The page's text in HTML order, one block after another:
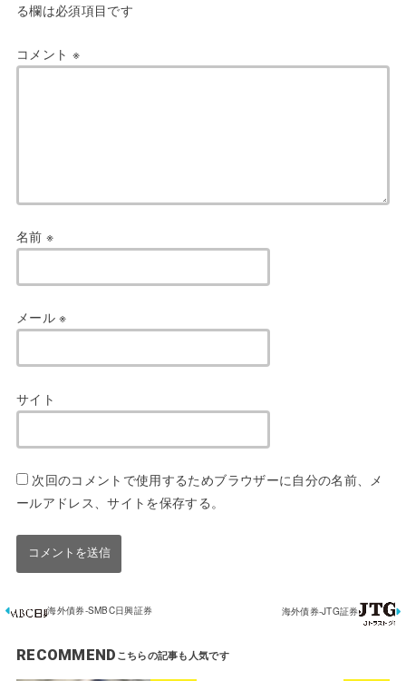
る欄は必須項目です
コメント ※
名前 ※
メール※
サイト
次回のコメントで使用するためブラウザーに自分の名前、メ
ールアドレス、サイトを保存する。
海外債券-SMBC日興証券 海外債券-JTG証券
RECOMMEND